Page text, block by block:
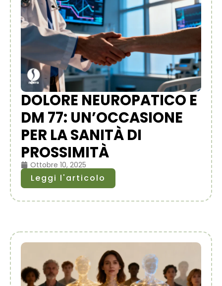
DOLORE NEUROPATICO E
DM 77: UN’OCCASIONE
PER LA SANITÀ DI
PROSSIMITÀ
Ottobre 10, 2025
Leggi l'articolo